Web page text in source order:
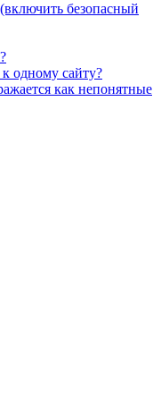
безопасный
одному сайту?
как непонятные